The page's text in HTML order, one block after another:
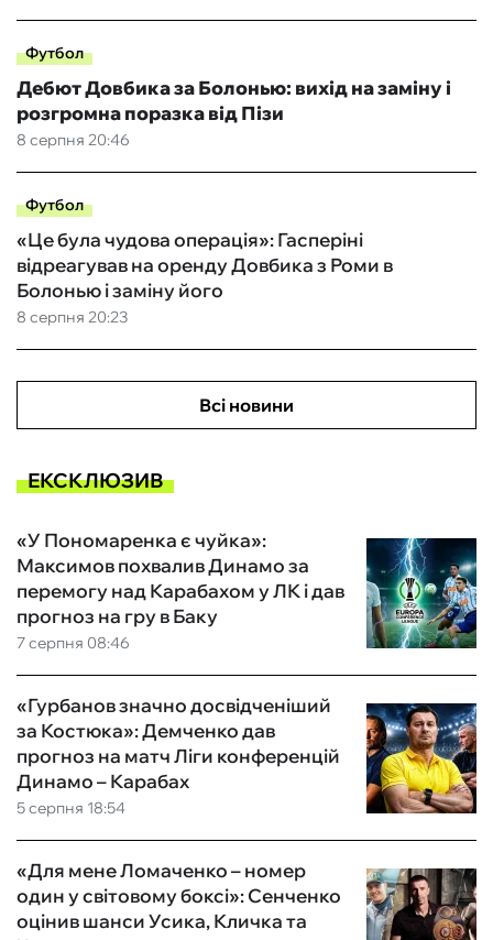
Футбол
8 серпня 20:46
Дебют Довбика за Болонью: вихід на заміну і
розгромна поразка від Пізи
Футбол
8 серпня 20:23
«Це була чудова операція»: Гасперіні
відреагував на оренду Довбика з Роми в
Болонью і заміну його
Всі новини
ЕКСКЛЮЗИВ
7 серпня 08:46
«У Пономаренка є чуйка»:
Максимов похвалив Динамо за
перемогу над Карабахом у ЛК і дав
прогноз на гру в Баку
5 серпня 18:54
«Гурбанов значно досвідченіший
за Костюка»: Демченко дав
прогноз на матч Ліги конференцій
Динамо – Карабах
«Для мене Ломаченко – номер
один у світовому боксі»: Сенченко
оцінив шанси Усика, Кличка та